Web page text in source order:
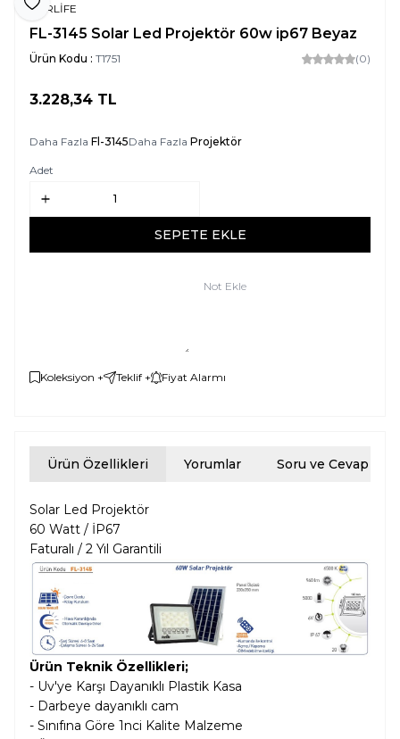
Favoriye Ekle
FORLİFE
FL-3145 Solar Led Projektör 60w ip67 Beyaz
Ürün Kodu : T1751 (0)
3.228,34 TL
Daha Fazla Fl-3145Daha Fazla Projektör
Adet
SEPETE EKLE
Not Ekle
Koleksiyon + Teklif + Fiyat Alarmı
Ürün Özellikleri Yorumlar Soru ve Cevap
Solar Led Projektör
60 Watt / İP67
Faturalı / 2 Yıl Garantili
Ürün Teknik Özellikleri;
- Uv'ye Karşı Dayanıklı Plastik Kasa
- Darbeye dayanıklı cam
- Sınıfına Göre 1nci Kalite Malzeme